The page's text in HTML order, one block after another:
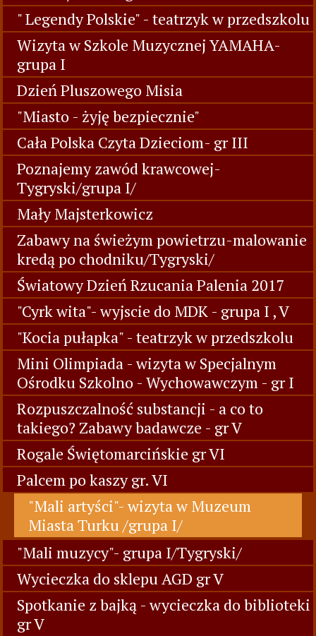
" Legendy Polskie" - teatrzyk w przedszkolu
Wizyta w Szkole Muzycznej YAMAHA-
grupa I
Dzień Pluszowego Misia
"Miasto - żyję bezpiecznie"
Cała Polska Czyta Dzieciom- gr III
Poznajemy zawód krawcowej-
Tygryski/grupa I/
Mały Majsterkowicz
Zabawy na świeżym powietrzu-malowanie
kredą po chodniku/Tygryski/
Światowy Dzień Rzucania Palenia 2017
"Cyrk wita"- wyjscie do MDK - grupa I , V
"Kocia pułapka" - teatrzyk w przedszkolu
Mini Olimpiada - wizyta w Specjalnym
Ośrodku Szkolno - Wychowawczym - gr I
Rozpuszczalność substancji - a co to
takiego? Zabawy badawcze - gr V
Rogale Świętomarcińskie gr VI
Palcem po kaszy gr. VI
"Mali artyści"- wizyta w Muzeum
Miasta Turku /grupa I/
"Mali muzycy"- grupa I/Tygryski/
Wycieczka do sklepu AGD gr V
Spotkanie z bajką - wycieczka do biblioteki
gr V